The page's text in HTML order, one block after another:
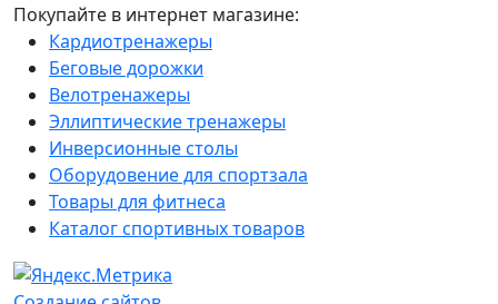
Покупайте в интернет магазине:
Кардиотренажеры
Беговые дорожки
Велотренажеры
Эллиптические тренажеры
Инверсионные столы
Оборудовение для спортзала
Товары для фитнеса
Каталог спортивных товаров